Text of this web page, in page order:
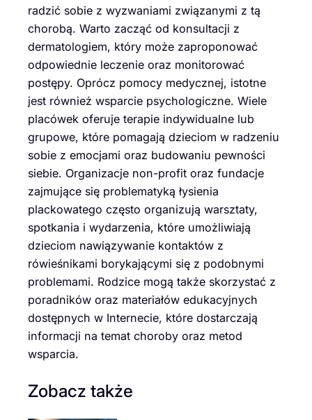
radzić sobie z wyzwaniami związanymi z tą
chorobą. Warto zacząć od konsultacji z
dermatologiem, który może zaproponować
odpowiednie leczenie oraz monitorować
postępy. Oprócz pomocy medycznej, istotne
jest również wsparcie psychologiczne. Wiele
placówek oferuje terapie indywidualne lub
grupowe, które pomagają dzieciom w radzeniu
sobie z emocjami oraz budowaniu pewności
siebie. Organizacje non-profit oraz fundacje
zajmujące się problematyką łysienia
plackowatego często organizują warsztaty,
spotkania i wydarzenia, które umożliwiają
dzieciom nawiązywanie kontaktów z
rówieśnikami borykającymi się z podobnymi
problemami. Rodzice mogą także skorzystać z
poradników oraz materiałów edukacyjnych
dostępnych w Internecie, które dostarczają
informacji na temat choroby oraz metod
wsparcia.
Zobacz także